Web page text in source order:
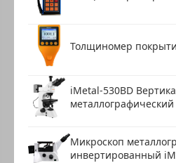
Толщиномер
iMetal-530BD
Микроскоп
инвертированный